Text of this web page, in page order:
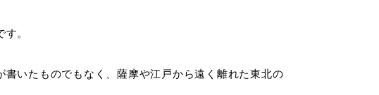
。
いたものでもなく、薩摩や江戸から遠く離れた東北の